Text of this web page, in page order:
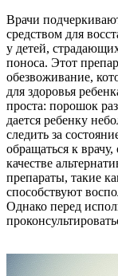
Врачи
средством для
у детей,
поноса. Этот
обезвоживание,
для здоровья
проста: порошок
дается ребенку
следить за
обращаться к
качестве
препараты, такие
способствуют
Однако перед